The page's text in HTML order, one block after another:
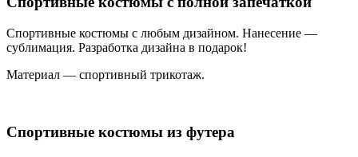
Спортивные костюмы с любым дизайном. Нанесение —
сублимация. Разработка дизайна в подарок!
Материал — спортивный трикотаж.
Спортивные костюмы из футера